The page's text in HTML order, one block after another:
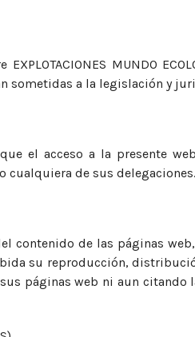
MUNDO
sometidas a la legislación y
el acceso a la presente
o cualquiera de sus delegaciones.
contenido de las páginas
su reproducción,
páginas web ni aun citando